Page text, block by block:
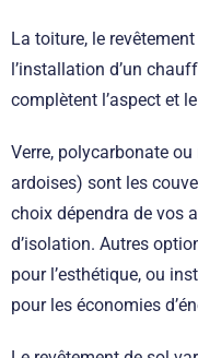
La toiture, le
l’installation d’un
complètent l’aspect et
Verre, polycarbonate
ardoises) sont les
choix dépendra de vos
d’isolation. Autres
pour l’esthétique, ou
pour les économies